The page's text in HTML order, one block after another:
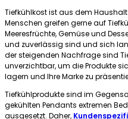
Tiefkühlkost ist aus dem
Menschen greifen gerne auf
Meeresfrüchte, Gemüse und
und zuverlässig sind und sich
der steigenden Nachfrage sind
unverzichtbar, um die Produkte
lagern und Ihre Marke zu
Tiefkühlprodukte sind im
gekühlten Pendants extremen
ausgesetzt. Daher,